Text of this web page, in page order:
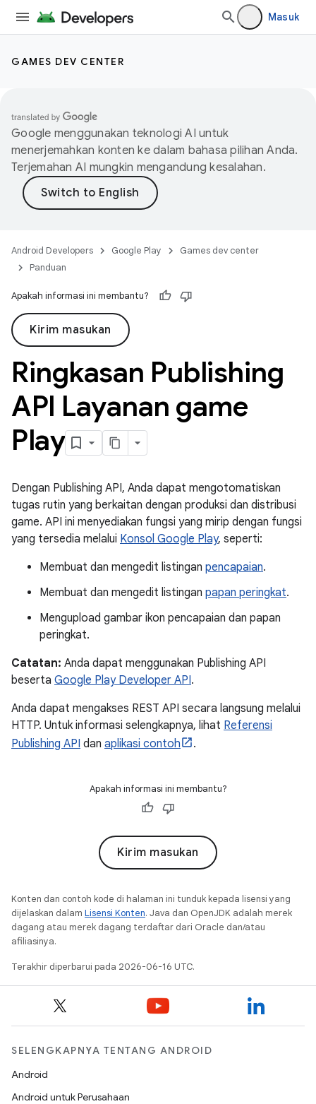
Masuk
GAMES DEV CENTER
Google menggunakan teknologi AI untuk
menerjemahkan konten ke dalam bahasa pilihan Anda.
Terjemahan AI mungkin mengandung kesalahan.
Android Developers Google Play
Games dev center
Panduan
Apakah informasi ini membantu?
Kirim masukan
Ringkasan Publishing
API Layanan game
Play
Dengan Publishing API, Anda dapat mengotomatiskan
tugas rutin yang berkaitan dengan produksi dan distribusi
game. API ini menyediakan fungsi yang mirip dengan fungsi
yang tersedia melalui Konsol Google Play, seperti:
Membuat dan mengedit listingan pencapaian.
Membuat dan mengedit listingan papan peringkat.
Mengupload gambar ikon pencapaian dan papan
peringkat.
Catatan: Anda dapat menggunakan Publishing API
beserta Google Play Developer API.
Anda dapat mengakses REST API secara langsung melalui
HTTP. Untuk informasi selengkapnya, lihat Referensi
Publishing API dan aplikasi contoh .
Apakah informasi ini membantu?
Kirim masukan
Konten dan contoh kode di halaman ini tunduk kepada lisensi yang
dijelaskan dalam Lisensi Konten. Java dan OpenJDK adalah merek
dagang atau merek dagang terdaftar dari Oracle dan/atau
afiliasinya.
Terakhir diperbarui pada 2026-06-16 UTC.
SELENGKAPNYA TENTANG ANDROID
Android
Android untuk Perusahaan